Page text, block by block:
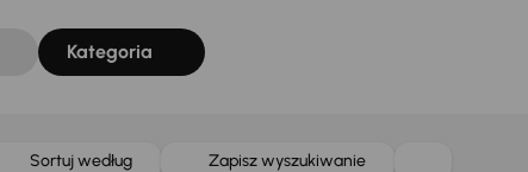
Kategoria
Sortuj według Zapisz wyszukiwanie